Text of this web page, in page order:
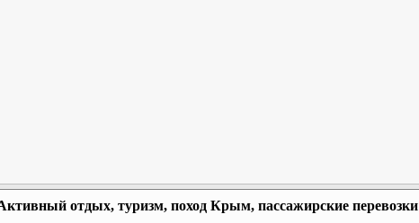
отдых, туризм, поход Крым, пассажирские перевозки